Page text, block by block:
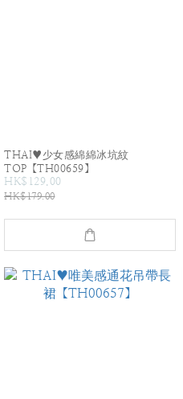
THAI♥少女感綿綿冰坑紋
TOP【TH00659】
HK$129.00
HK$179.00